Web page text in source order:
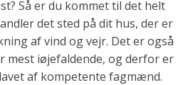
Så er du kommet til det helt
det sted på dit hus, der er
af vind og vejr. Det er også
mest iøjefaldende, og derfor er
af kompetente fagmænd.